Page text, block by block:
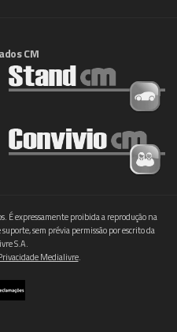
CM
É expressamente proibida a reprodução na
sem prévia permissão por escrito da
S.A.
Medialivre.